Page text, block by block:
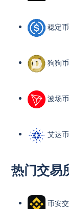
稳定
狗狗
波场
艾达
热门交易
币安